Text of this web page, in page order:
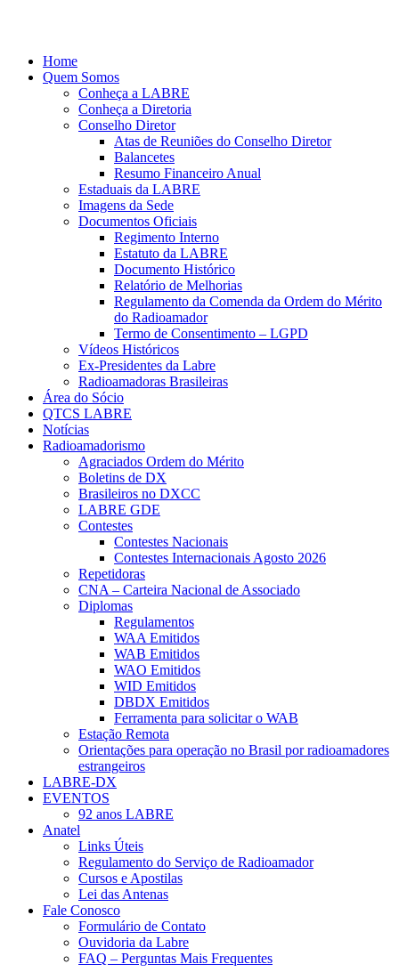
conteúdoHome
Quem Somos
Conheça a LABRE
Conheça a Diretoria
Conselho Diretor
Atas de Reuniões do Conselho Diretor
Balancetes
Resumo Financeiro Anual
Estaduais da LABRE
Imagens da Sede
Documentos Oficiais
Regimento Interno
Estatuto da LABRE
Documento Histórico
Relatório de Melhorias
Regulamento da Comenda da Ordem do Mérito
do Radioamador
Termo de Consentimento – LGPD
Vídeos Históricos
Ex-Presidentes da Labre
Radioamadoras Brasileiras
Área do Sócio
QTCS LABRE
Notícias
Radioamadorismo
Agraciados Ordem do Mérito
Boletins de DX
Brasileiros no DXCC
LABRE GDE
Contestes
Contestes Nacionais
Contestes Internacionais Agosto 2026
Repetidoras
CNA – Carteira Nacional de Associado
Diplomas
Regulamentos
WAA Emitidos
WAB Emitidos
WAO Emitidos
WID Emitidos
DBDX Emitidos
Ferramenta para solicitar o WAB
Estação Remota
Orientações para operação no Brasil por radioamadores
estrangeiros
LABRE-DX
EVENTOS
92 anos LABRE
Anatel
Links Úteis
Regulamento do Serviço de Radioamador
Cursos e Apostilas
Lei das Antenas
Fale Conosco
Formulário de Contato
Ouvidoria da Labre
FAQ – Perguntas Mais Frequentes